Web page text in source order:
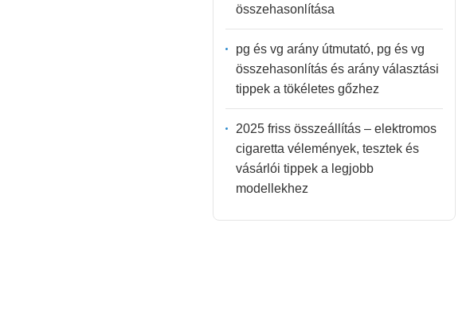
összehasonlítása
pg és vg arány útmutató, pg és vg
összehasonlítás és arány választási
tippek a tökéletes gőzhez
2025 friss összeállítás – elektromos
cigaretta vélemények, tesztek és
vásárlói tippek a legjobb
modellekhez